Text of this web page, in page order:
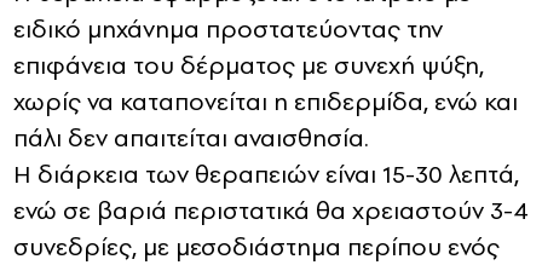
ειδικό μηχάνημα προστατεύοντας την
επιφάνεια του δέρματος με συνεχή ψύξη,
χωρίς να καταπονείται η επιδερμίδα, ενώ και
πάλι δεν απαιτείται αναισθησία.
Η διάρκεια των θεραπειών είναι 15-30 λεπτά,
ενώ σε βαριά περιστατικά θα χρειαστούν 3-4
συνεδρίες, με μεσοδιάστημα περίπου ενός